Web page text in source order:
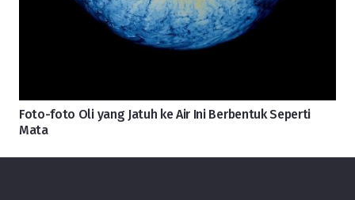
Foto-foto Oli yang Jatuh ke Air Ini Berbentuk Seperti
Mata